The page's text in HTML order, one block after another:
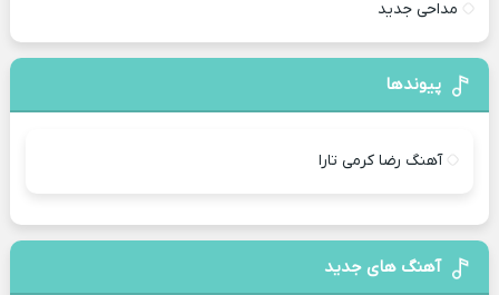
مداحی جدید
پیوندها
آهنگ رضا کرمی تارا
آهنگ های جدید